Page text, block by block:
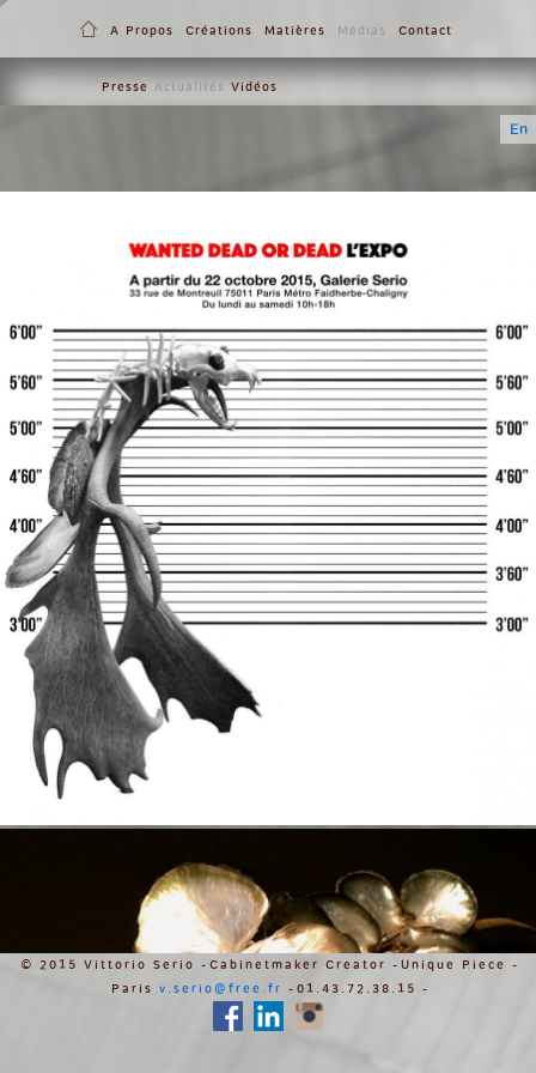
A Propos Créations Matières Médias
Presse Actualités Vidéos
Contact
En
© 2015 Vittorio Serio - Cabinetmaker Creator - Unique Piece -
Paris v.serio@free.fr - 01.43.72.38.15 -